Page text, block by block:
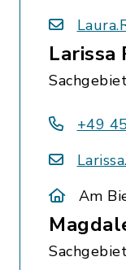
Larissa
+49
Am